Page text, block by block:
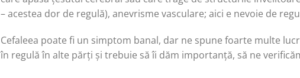
– acestea dor de regulă), anevrisme vasculare; aici e nevoie de
Cefaleea poate fi un simptom banal, dar ne spune foarte multe
în regulă în alte părți și trebuie să îi dăm importanță, să ne